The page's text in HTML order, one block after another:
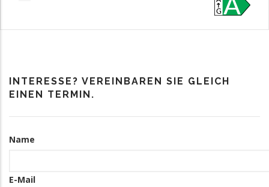
INTERESSE? VEREINBAREN SIE GLEICH
EINEN TERMIN.
Informationen
Name
E-Mail